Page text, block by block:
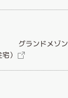
グランドメゾン
）